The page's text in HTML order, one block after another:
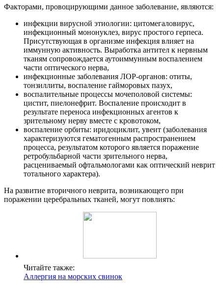
Факторами, провоцирующими данное заболевание, являются:
инфекции вирусной этиологии: цитомегаловирус,
инфекционный мононуклез, вирус простого герпеса.
Присутствующая в организме инфекция влияет на
иммунную активность. Выработка антител к нервным
тканям сопровождается аутоиммунным воспалением
части оптического нерва,
инфекционные заболевания ЛОР-органов: отиты,
тонзиллиты, воспаление гайморовых пазух,
воспалительные процессы мочеполовой системы:
цистит, пиелонефрит. Воспаление происходит в
результате переноса инфекционных агентов к
зрительному нерву вместе с кровотоком,
воспаление орбиты: иридоциклит, увеит (заболевания
характеризуются гематогенным распространением
процесса, результатом которого является поражение
ретробульбарной части зрительного нерва,
расцениваемый офтальмологами как оптический неврит
тотального характера).
На развитие вторичного неврита, возникающего при
поражении церебральных тканей, могут повлиять:
Читайте также:
Аллергия на морских свинок